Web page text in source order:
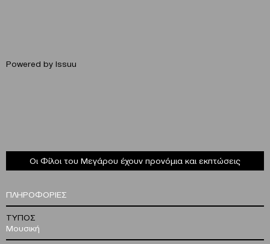
Powered by Issuu
Οι Φίλοι του Μεγάρου έχουν προνόμια και εκπτώσεις
ΠΛΗΡΟΦΟΡΙΕΣ
ΤΥΠΟΣ
Μουσική